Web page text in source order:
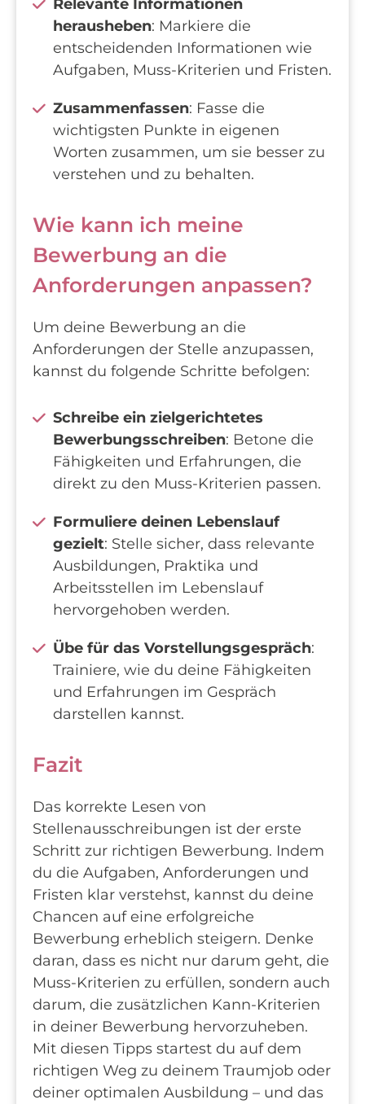
Relevante Informationen
herausheben: Markiere die
entscheidenden Informationen wie
Aufgaben, Muss-Kriterien und Fristen.
Zusammenfassen: Fasse die
wichtigsten Punkte in eigenen
Worten zusammen, um sie besser zu
verstehen und zu behalten.
Wie kann ich meine
Bewerbung an die
Anforderungen anpassen?
Um deine Bewerbung an die
Anforderungen der Stelle anzupassen,
kannst du folgende Schritte befolgen:
Schreibe ein zielgerichtetes
Bewerbungsschreiben: Betone die
Fähigkeiten und Erfahrungen, die
direkt zu den Muss-Kriterien passen.
Formuliere deinen Lebenslauf
gezielt: Stelle sicher, dass relevante
Ausbildungen, Praktika und
Arbeitsstellen im Lebenslauf
hervorgehoben werden.
Übe für das Vorstellungsgespräch:
Trainiere, wie du deine Fähigkeiten
und Erfahrungen im Gespräch
darstellen kannst.
Fazit
Das korrekte Lesen von
Stellenausschreibungen ist der erste
Schritt zur richtigen Bewerbung. Indem
du die Aufgaben, Anforderungen und
Fristen klar verstehst, kannst du deine
Chancen auf eine erfolgreiche
Bewerbung erheblich steigern. Denke
daran, dass es nicht nur darum geht, die
Muss-Kriterien zu erfüllen, sondern auch
darum, die zusätzlichen Kann-Kriterien
in deiner Bewerbung hervorzuheben.
Mit diesen Tipps startest du auf dem
richtigen Weg zu deinem Traumjob oder
deiner optimalen Ausbildung – und das